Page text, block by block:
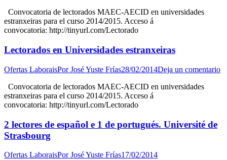
Convocatoria de lectorados MAEC-AECID en universidades
estranxeiras para el curso 2014/2015. Acceso á
convocatoria: http://tinyurl.com/Lectorado
Lectorados en Universidades estranxeiras
Ofertas LaboraisPorJosé Yuste Frías28/02/2014Deja un comentario
Convocatoria de lectorados MAEC-AECID en universidades
estranxeiras para el curso 2014/2015. Acceso á
convocatoria: http://tinyurl.com/Lectorado
2 lectores de español e 1 de portugués. Université de
Strasbourg
Ofertas LaboraisPorJosé Yuste Frías17/02/2014